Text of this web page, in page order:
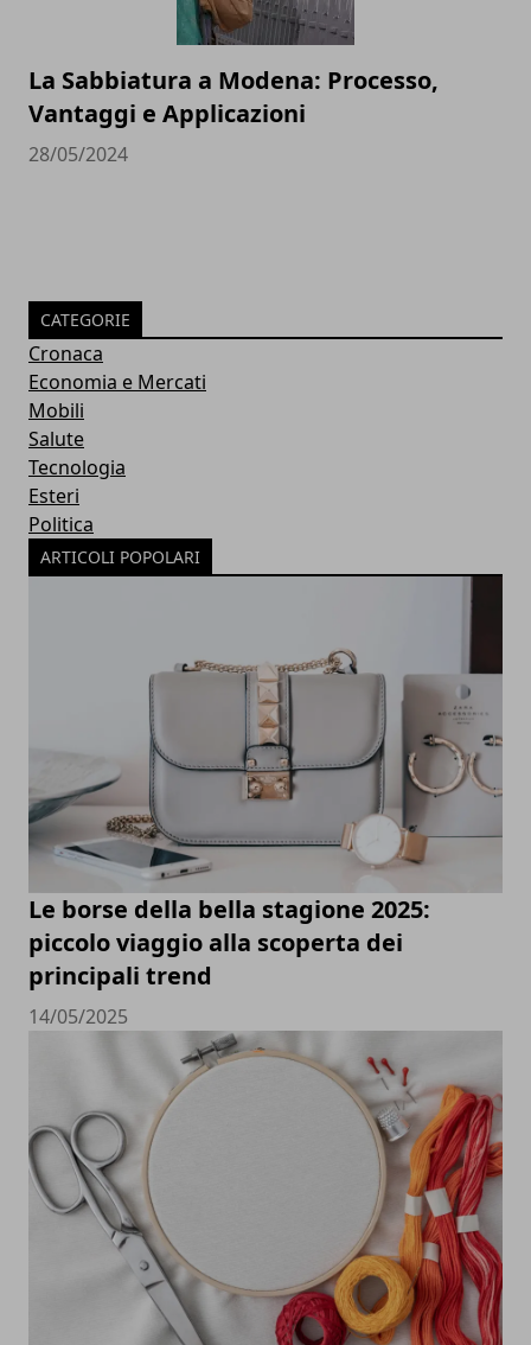
La Sabbiatura a Modena: Processo,
Vantaggi e Applicazioni
28/05/2024
CATEGORIE
Cronaca
Economia e Mercati
Mobili
Salute
Tecnologia
Esteri
Politica
ARTICOLI POPOLARI
Le borse della bella stagione 2025:
piccolo viaggio alla scoperta dei
principali trend
14/05/2025